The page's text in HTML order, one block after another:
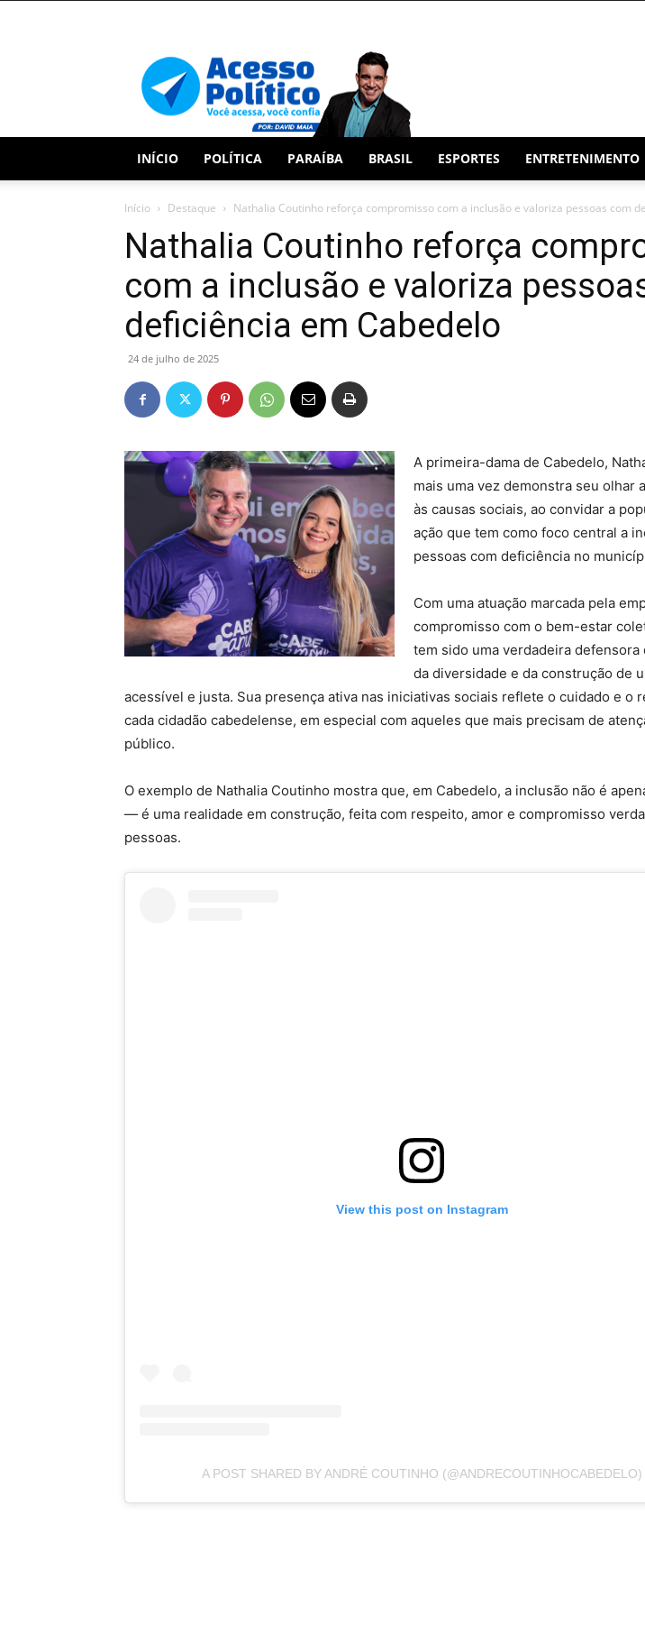
INÍCIO POLÍTICA PARAÍBA BRASIL ESPORTES ENTRETENIMENTO
Início Destaque Nathalia Coutinho reforça compromisso com a inclusão e valoriza pessoas com
Nathalia Coutinho reforça
com a inclusão e valoriza
deficiência em Cabedelo
24 de julho de 2025
A primeira-dama de Cabedelo,
mais uma vez demonstra seu olhar
às causas sociais, ao convidar a
ação que tem como foco central a
pessoas com deficiência no
Com uma atuação marcada pela
compromisso com o bem-estar
tem sido uma verdadeira defensora
da diversidade e da construção de
acessível e justa. Sua presença ativa nas iniciativas sociais reflete o cuidado e o
cada cidadão cabedelense, em especial com aqueles que mais precisam de
público.
O exemplo de Nathalia Coutinho mostra que, em Cabedelo, a inclusão não é
— é uma realidade em construção, feita com respeito, amor e compromisso
pessoas.
View this post on Instagram
A POST SHARED BY ANDRÉ COUTINHO (@ANDRECOUTINHOCABEDELO)